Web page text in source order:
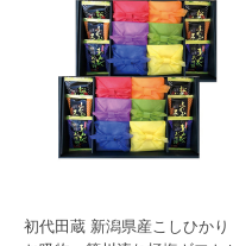
初代田蔵 新潟県産こしひかり